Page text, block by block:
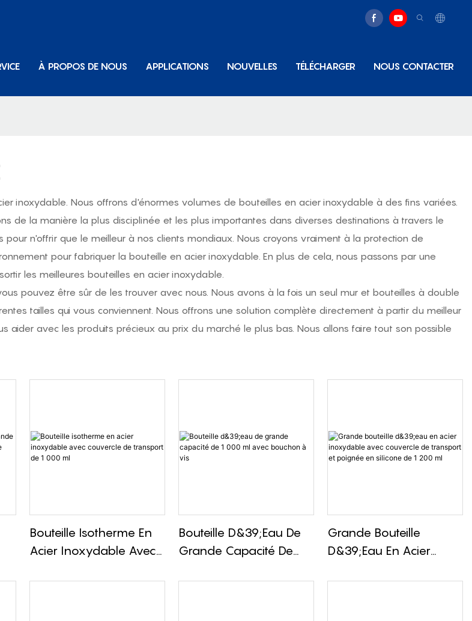
À PROPOS DE NOUS APPLICATIONS NOUVELLES TÉLÉCHARGER NOUS CONTACTER
inoxydable. Nous offrons d'énormes volumes de bouteilles en acier inoxydable à des fins variées.
de la manière la plus disciplinée et les plus importantes dans diverses destinations à travers le
n'offrir que le meilleur à nos clients mondiaux. Nous croyons vraiment à la protection de
pour fabriquer la bouteille en acier inoxydable. En plus de cela, nous passons par une
les meilleures bouteilles en acier inoxydable.
pouvez être sûr de les trouver avec nous. Nous avons à la fois un seul mur et bouteilles à double
tailles qui vous conviennent. Nous offrons une solution complète directement à partir du meilleur
avec les produits précieux au prix du marché le plus bas. Nous allons faire tout son possible
Bouteille Isotherme En
Acier Inoxydable Avec
Bouteille D&39;eau De
Grande Capacité De
Grande Bouteille
D&39;eau En Acier